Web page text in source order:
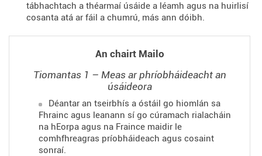
tábhachtach a théarmaí úsáide a léamh agus na huirlisí
cosanta atá ar fáil a chumrú, más ann dóibh.
An chairt Mailo
Tiomantas 1 – Meas ar phríobháideacht an
úsáideora
Déantar an tseirbhís a óstáil go hiomlán sa
Fhrainc agus leanann sí go cúramach rialacháin
na hEorpa agus na Fraince maidir le
comhfhreagras príobháideach agus cosaint
sonraí.